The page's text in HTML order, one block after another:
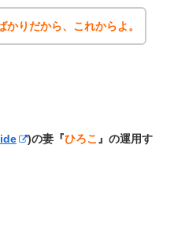
りだから、これからよ。
)の妻『ひろこ 』の運用す